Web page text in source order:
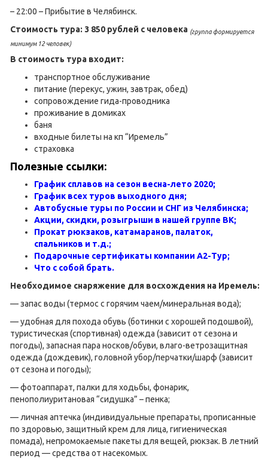
– 22:00 – Прибытие в Челябинск.
Стоимость тура: 3 850 рублей с человека (группа формируется
минимум 12 человек)
В стоимость тура входит:
транспортное обслуживание
питание (перекус, ужин, завтрак, обед)
сопровождение гида-проводника
проживание в домиках
баня
входные билеты на кп “Иремель”
страховка
Полезные ссылки:
График сплавов на сезон весна-лето 2020;
График всех туров выходного дня;
Автобусные туры по России и СНГ из Челябинска;
Акции, скидки, розыгрыши в нашей группе ВК;
Прокат рюкзаков, катамаранов, палаток,
спальников и т.д.;
Подарочные сертификаты компании А2-Тур;
Что с собой брать.
Необходимое снаряжение для восхождения на Иремель:
— запас воды (термос с горячим чаем/минеральная вода);
— удобная для похода обувь (ботинки с хорошей подошвой),
туристическая (спортивная) одежда (зависит от сезона и
погоды), запасная пара носков/обуви, влаго-ветрозащитная
одежда (дождевик), головной убор/перчатки/шарф (зависит
от сезона и погоды);
— фотоаппарат, палки для ходьбы, фонарик,
пенополиуритановая “сидушка” – пенка;
— личная аптечка (индивидуальные препараты, прописанные
по здоровью, защитный крем для лица, гигиеническая
помада), непромокаемые пакеты для вещей, рюкзак. В летний
период — средства от насекомых.